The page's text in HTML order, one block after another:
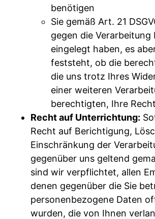
benötigen
Sie gemäß Art. 21
gegen die Verarbeitung
eingelegt haben, es
feststeht, ob die
die uns trotz Ihres
einer weiteren
berechtigten, Ihre
Recht auf Unterrichtung:
Recht auf Berichtigung,
Einschränkung der
gegenüber uns geltend
sind wir verpflichtet, allen
denen gegenüber die Sie
personenbezogene Daten
wurden, die von Ihnen